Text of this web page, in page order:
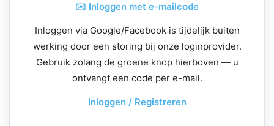
✉️ Inloggen met e-mailcode
Inloggen via Google/Facebook is tijdelijk buiten
werking door een storing bij onze loginprovider.
Gebruik zolang de groene knop hierboven — u
ontvangt een code per e-mail.
Inloggen / Registreren